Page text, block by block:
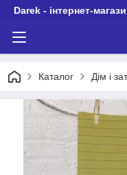
Darek - інтернет-
Каталог Дім і